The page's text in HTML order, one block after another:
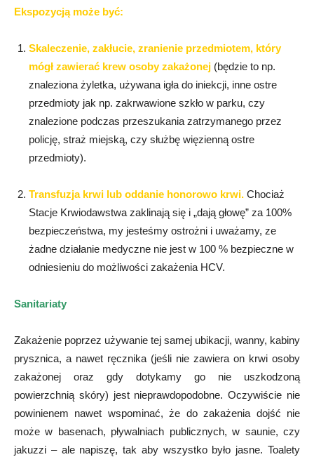
Ekspozycją może być:
Skaleczenie, zakłucie, zranienie przedmiotem, który
mógł zawierać krew osoby zakażonej (będzie to np.
znaleziona żyletka, używana igła do iniekcji, inne ostre
przedmioty jak np. zakrwawione szkło w parku, czy
znalezione podczas przeszukania zatrzymanego przez
policję, straż miejską, czy służbę więzienną ostre
przedmioty).
Transfuzja krwi lub oddanie honorowo krwi. Chociaż
Stacje Krwiodawstwa zaklinają się i „dają głowę” za 100%
bezpieczeństwa, my jesteśmy ostrożni i uważamy, ze
żadne działanie medyczne nie jest w 100 % bezpieczne w
odniesieniu do możliwości zakażenia HCV.
Sanitariaty
Zakażenie poprzez używanie tej samej ubikacji, wanny, kabiny
prysznica, a nawet ręcznika (jeśli nie zawiera on krwi osoby
zakażonej oraz gdy dotykamy go nie uszkodzoną
powierzchnią skóry) jest nieprawdopodobne. Oczywiście nie
powinienem nawet wspominać, że do zakażenia dojść nie
może w basenach, pływalniach publicznych, w saunie, czy
jakuzzi – ale napiszę, tak aby wszystko było jasne. Toalety